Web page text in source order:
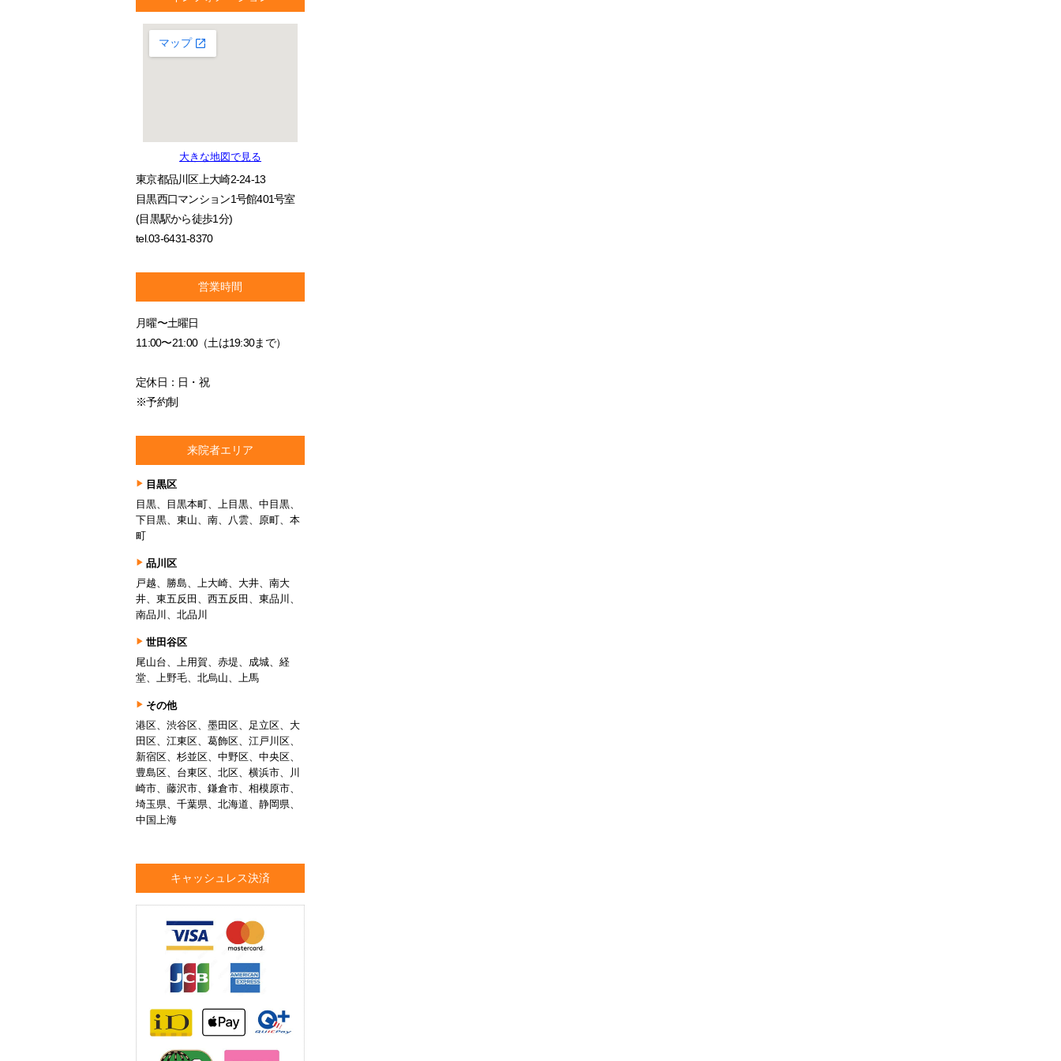
大きな地図で見る
東京都品川区上大崎2-24-13
目黒西口マンション1号館401号室
(目黒駅から徒歩1分)
tel.03-6431-8370
営業時間
月曜〜土曜日
11:00〜21:00（土は19:30まで）
定休日：日・祝
※予約制
来院者エリア
目黒区
目黒、目黒本町、上目黒、中目黒、
下目黒、東山、南、八雲、原町、本
町
品川区
戸越、勝島、上大崎、大井、南大
井、東五反田、西五反田、東品川、
南品川、北品川
世田谷区
尾山台、上用賀、赤堤、成城、経
堂、上野毛、北烏山、上馬
その他
港区、渋谷区、墨田区、足立区、大
田区、江東区、葛飾区、江戸川区、
新宿区、杉並区、中野区、中央区、
豊島区、台東区、北区、横浜市、川
崎市、藤沢市、鎌倉市、相模原市、
埼玉県、千葉県、北海道、静岡県、
中国上海
キャッシュレス決済